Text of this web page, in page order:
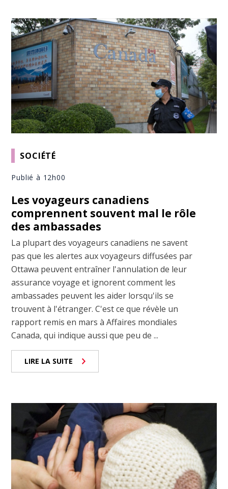
SOCIÉTÉ
Publié à 12h00
Les voyageurs canadiens
comprennent souvent mal le rôle
des ambassades
La plupart des voyageurs canadiens ne savent
pas que les alertes aux voyageurs diffusées par
Ottawa peuvent entraîner l'annulation de leur
assurance voyage et ignorent comment les
ambassades peuvent les aider lorsqu'ils se
trouvent à l'étranger. C'est ce que révèle un
rapport remis en mars à Affaires mondiales
Canada, qui indique aussi que peu de ...
LIRE LA SUITE